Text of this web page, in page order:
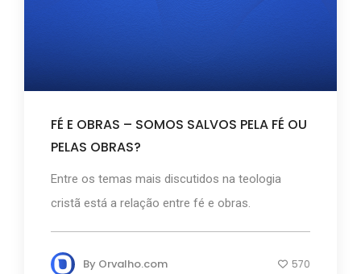
FÉ E OBRAS – SOMOS SALVOS PELA FÉ OU
PELAS OBRAS?
Entre os temas mais discutidos na teologia
cristã está a relação entre fé e obras.
By Orvalho.com 570